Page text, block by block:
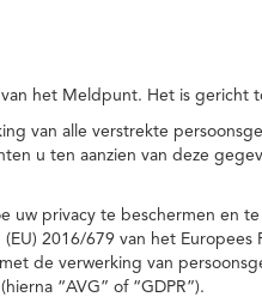
het Meldpunt. Het is gericht
van alle verstrekte
u ten aanzien van deze
uw privacy te beschermen en
2016/679 van het
de verwerking van
“AVG” of “GDPR”).